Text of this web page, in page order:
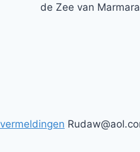
de Zee van Marmara